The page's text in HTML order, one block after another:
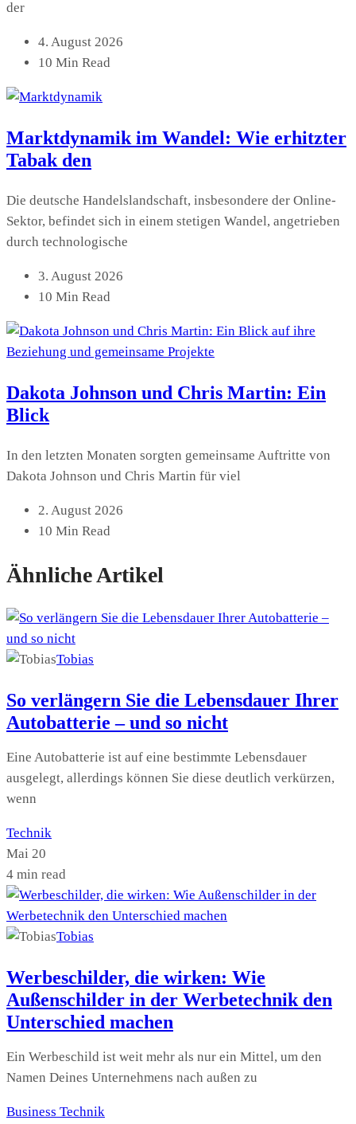
der
4. August 2026
10 Min Read
Marktdynamik im Wandel: Wie erhitzter
Tabak den
Die deutsche Handelslandschaft, insbesondere der Online-
Sektor, befindet sich in einem stetigen Wandel, angetrieben
durch technologische
3. August 2026
10 Min Read
Dakota Johnson und Chris Martin: Ein
Blick
In den letzten Monaten sorgten gemeinsame Auftritte von
Dakota Johnson und Chris Martin für viel
2. August 2026
10 Min Read
Ähnliche Artikel
Tobias
So verlängern Sie die Lebensdauer Ihrer
Autobatterie – und so nicht
Eine Autobatterie ist auf eine bestimmte Lebensdauer
ausgelegt, allerdings können Sie diese deutlich verkürzen,
wenn
Technik
Mai 20
4 min read
Tobias
Werbeschilder, die wirken: Wie
Außenschilder in der Werbetechnik den
Unterschied machen
Ein Werbeschild ist weit mehr als nur ein Mittel, um den
Namen Deines Unternehmens nach außen zu
Business Technik